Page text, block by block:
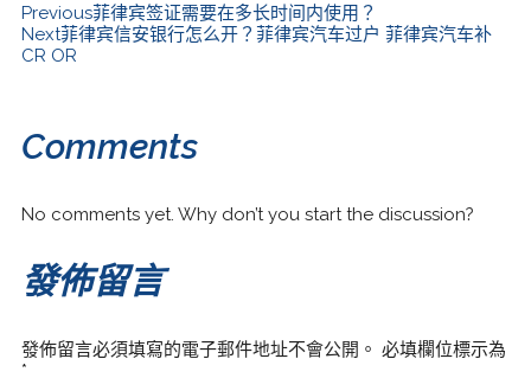
Previous菲律宾签证需要在多长时间内使用？
Next菲律宾信安银行怎么开？菲律宾汽车过户 菲律宾汽车补
CR OR
Comments
No comments yet. Why don’t you start the discussion?
發佈留言
發佈留言必須填寫的電子郵件地址不會公開。 必填欄位標示為
*